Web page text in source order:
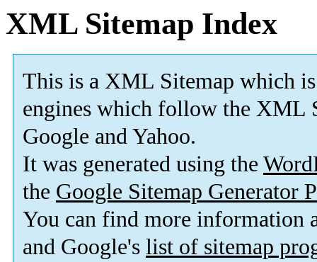
XML Sitemap Index
This is a XML Sitemap which is
engines which follow the XML
Google and Yahoo.
It was generated using the
the Google Sitemap Generator
You can find more information
and Google's list of sitemap